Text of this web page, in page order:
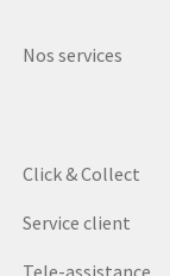
Nos services
Click & Collect
Service client